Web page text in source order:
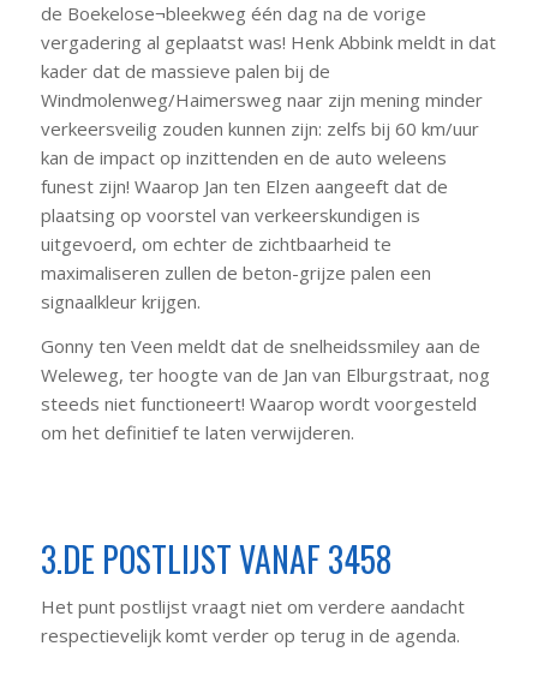
de Boekelose¬bleekweg één dag na de vorige
vergadering al geplaatst was! Henk Abbink meldt in dat
kader dat de massieve palen bij de
Windmolenweg/Haimersweg naar zijn mening minder
verkeersveilig zouden kunnen zijn: zelfs bij 60 km/uur
kan de impact op inzittenden en de auto weleens
funest zijn! Waarop Jan ten Elzen aangeeft dat de
plaatsing op voorstel van verkeerskundigen is
uitgevoerd, om echter de zichtbaarheid te
maximaliseren zullen de beton-grijze palen een
signaalkleur krijgen.
Gonny ten Veen meldt dat de snelheidssmiley aan de
Weleweg, ter hoogte van de Jan van Elburgstraat, nog
steeds niet functioneert! Waarop wordt voorgesteld
om het definitief te laten verwijderen.
3.DE POSTLIJST VANAF 3458
Het punt postlijst vraagt niet om verdere aandacht
respectievelijk komt verder op terug in de agenda.